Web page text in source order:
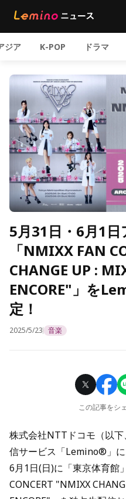
ジア K-POP ドラマ
5月31日・6月1
「NMIXX FAN
CHANGE UP :
ENCORE"」を
定！
2025/5/23 音楽
この記事をシ
株式会社NTTドコモ（以
信サービス「Lemino®」に
6月1日(日)に「東京体育館
CONCERT "NMIXX